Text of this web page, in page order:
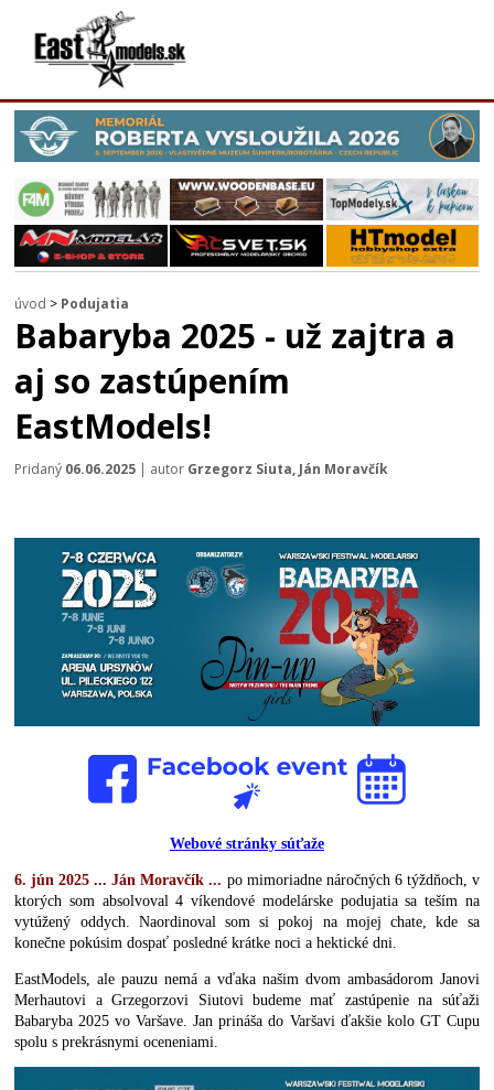
úvod > Podujatia
Babaryba 2025 - už zajtra a
aj so zastúpením
EastModels!
Pridaný 06.06.2025 | autor Grzegorz Siuta, Ján Moravčík
Webové stránky súťaže
6. jún 2025 ... Ján Moravčík ... po mimoriadne náročných 6 týždňoch, v
ktorých som absolvoval 4 víkendové modelárske podujatia sa teším na
vytúžený oddych. Naordinoval som si pokoj na mojej chate, kde sa
konečne pokúsim dospať posledné krátke noci a hektické dni.
EastModels, ale pauzu nemá a vďaka našim dvom ambasádorom Janovi
Merhautovi a Grzegorzovi Siutovi budeme mať zastúpenie na súťaži
Babaryba 2025 vo Varšave. Jan prináša do Varšavi ďakšie kolo GT Cupu
spolu s prekrásnymi oceneniami.